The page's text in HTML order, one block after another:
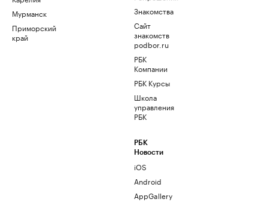
Мурманск
Приморский
край
Знакомства
Сайт
знакомств
podbor.ru
РБК
Компании
РБК Курсы
Школа
управления
РБК
РБК
Новости
iOS
Android
AppGallery